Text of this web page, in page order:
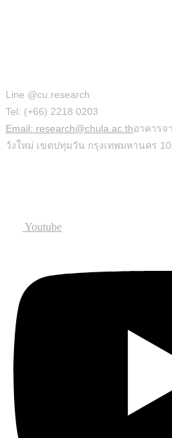
Line @cu.research
Tel: (+66) 2218 0203
Email: research@chula.ac.thอาคาร
วังใหม่ เขตปทุมวัน กรุงเทพมหานคร
Youtube